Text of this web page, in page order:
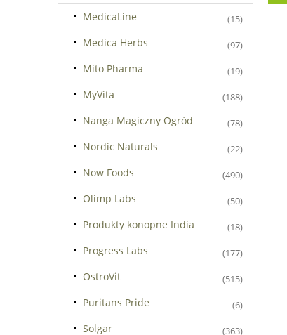
MedicaLine (15)
Medica Herbs (97)
Mito Pharma (19)
MyVita (188)
Nanga Magiczny Ogród (78)
Nordic Naturals (22)
Now Foods (490)
Olimp Labs (50)
Produkty konopne India (18)
Progress Labs (177)
OstroVit (515)
Puritans Pride (6)
Solgar (363)